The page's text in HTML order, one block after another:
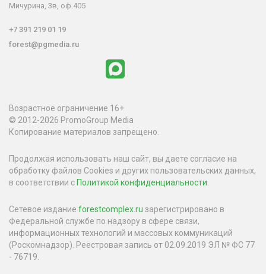
Мичурина, 3в, оф.405
+7 391 219 01 19
forest@pgmedia.ru
Возрастное ограничение 16+
© 2012-2026 PromoGroup Media
Копирование материалов запрещено.
Продолжая использовать наш сайт, вы даете согласие на
обработку файлов Cookies и других пользовательских данных,
в соответствии сПолитикой конфиденциальности
Сетевое издание forestcomplex.ru зарегистрировано в
Федеральной службе по надзору в сфере связи,
информационных технологий и массовых коммуникаций
(Роскомнадзор). Реестровая запись от 02.09.2019 ЭЛ № ФС 77
- 76719.